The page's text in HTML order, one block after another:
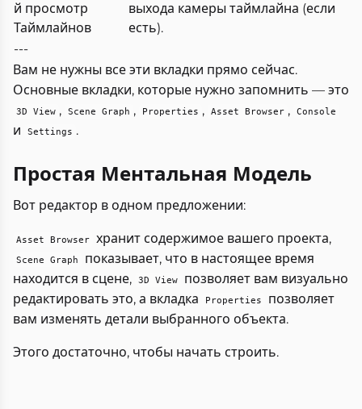
й просмотр
Таймлайнов
выхода камеры таймлайна (если
есть).
---
Вам не нужны все эти вкладки прямо сейчас.
Основные вкладки, которые нужно запомнить — это
3D View , Scene Graph , Properties , Asset Browser , Console
и Settings .
Простая Ментальная Модель
Вот редактор в одном предложении:
Asset Browser хранит содержимое вашего проекта,
Scene Graph
показывает, что в настоящее время
находится в сцене, 3D View
позволяет вам визуально
редактировать это, а вкладка
Properties
позволяет
вам изменять детали выбранного объекта.
Этого достаточно, чтобы начать строить.